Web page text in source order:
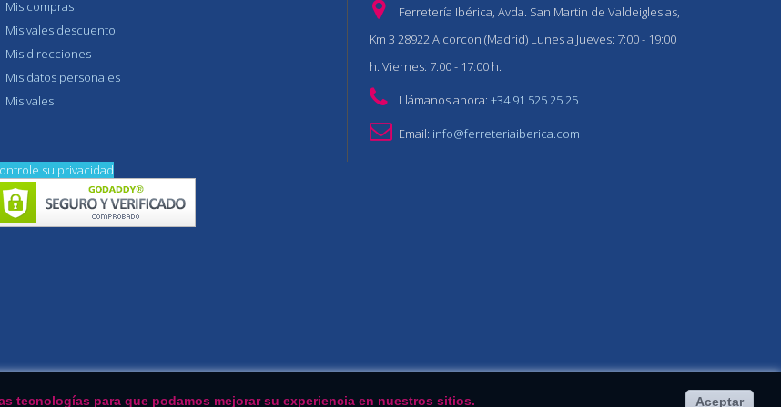
Mis compras
Mis vales descuento
Mis direcciones
Mis datos personales
Mis vales
Ferretería Ibérica, Avda. San Martin de Valdeiglesias,
Km 3 28922 Alcorcon (Madrid) Lunes a Jueves: 7:00 - 19:00
h. Viernes: 7:00 - 17:00 h.
Llámanos ahora: +34 91 525 25 25
Email: info@ferreteriaiberica.com
tecnologías para que podamos mejorar su experiencia en nuestros sitios. Aceptar
su privacidad